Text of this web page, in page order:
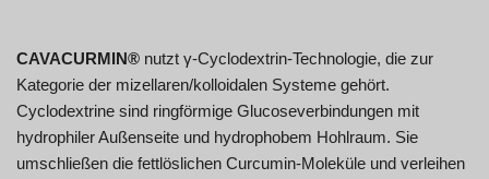
CAVACURMIN® nutzt γ-Cyclodextrin-Technologie, die zur
Kategorie der mizellaren/kolloidalen Systeme gehört.
Cyclodextrine sind ringförmige Glucoseverbindungen mit
hydrophiler Außenseite und hydrophobem Hohlraum. Sie
umschließen die fettlöslichen Curcumin-Moleküle und verleihen